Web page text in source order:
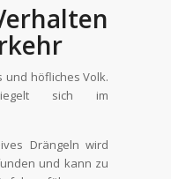
und höfliches Volk.
sich im
Drängeln wird
und kann zu